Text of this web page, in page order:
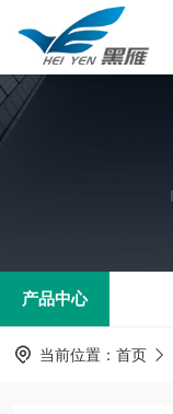
产品中心
当前位置： 首页